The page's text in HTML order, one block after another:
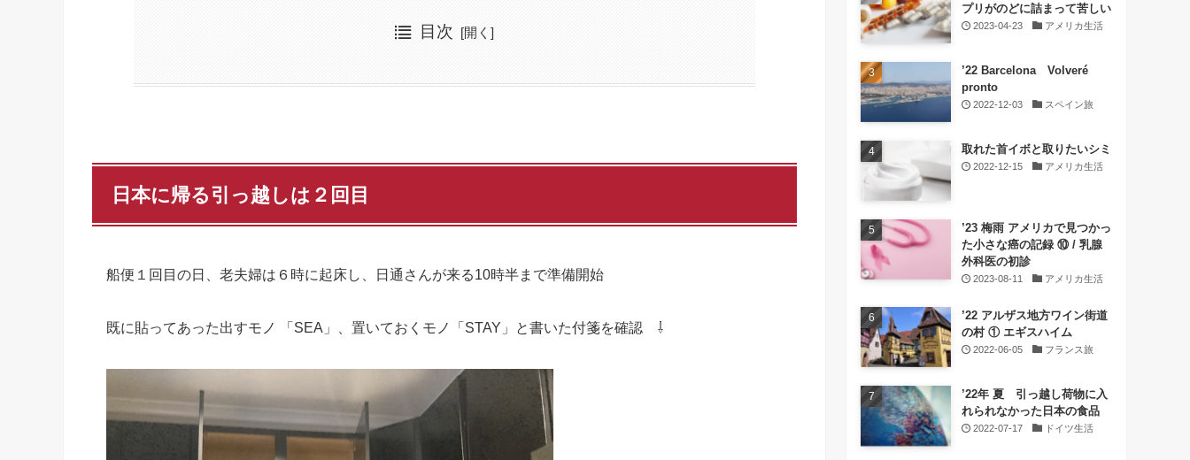
目次
日本に帰る引っ越しは２回目
船便１回目の日、老夫婦は６時に起床し、日通さんが来る10時半まで準備開始
既に貼ってあった出すモノ 「SEA」、置いておくモノ「STAY」と書いた付箋を確認 ⇩
プリがのどに詰まって苦しい
2023-04-23 アメリカ生活
’22 Barcelona Volveré
pronto
2022-12-03 スペイン旅
取れた首イボと取りたいシミ
2022-12-15 アメリカ生活
’23 梅雨 アメリカで見つかっ
た小さな癌の記録 ⑩ / 乳腺
外科医の初診
2023-08-11 アメリカ生活
’22 アルザス地方ワイン街道
の村 ① エギスハイム
2022-06-05 フランス旅
’22年 夏 引っ越し荷物に入
れられなかった日本の食品
2022-07-17 ドイツ生活